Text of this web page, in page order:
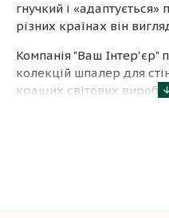
гнучкий і
різних країнах він
Компанія "Ваш Інтер'єр"
колекцій шпалер для
кращих світових